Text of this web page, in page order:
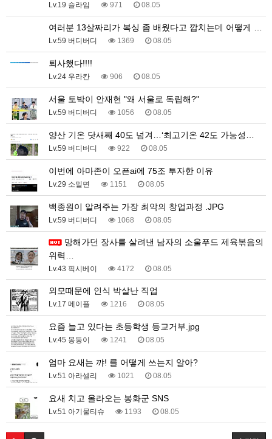
Lv.19 슬라임 971 08.05
여러분 13살짜리가 복싱 좀 배웠다고 깝치는데 어떻게 …
Lv.59 버디버디 1369 08.05
퇴사했다!!!!
Lv.24 우라칸 906 08.05
서울 토박이 안재현 "왜 서울로 독립해?"
Lv.59 버디버디 1056 08.05
양산 기온 닷새째 40도 넘겨…‘최고기온 42도 가능성…
Lv.59 버디버디 922 08.05
이번에 아마존이 오픈ai에 75조 투자한 이유
Lv.29 소밀면 1151 08.05
백종원이 알려주는 가장 최악의 창업과정 .JPG
Lv.59 버디버디 1068 08.05
위력…
Lv.43 픽시베이 4172 08.05
외모때문에 인식 박살난 직업
Lv.17 메이플 1216 08.05
요즘 늘고 있다는 초등학생 등교거부.jpg
Lv.45 몽둥이 1241 08.05
엄마 요새는 꺄! 를 어떻게 쓰는지 알아?
Lv.51 아라셀리 1021 08.05
요새 치고 올라오는 봉화군 SNS
Lv.51 아기물티슈 1193 08.05